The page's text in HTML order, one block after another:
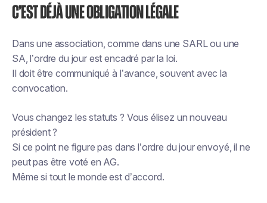
C’est déjà une obligation légale
Dans une association, comme dans une SARL ou une
SA, l’ordre du jour est encadré par la loi.
Il doit être communiqué à l’avance, souvent avec la
convocation.
Vous changez les statuts ? Vous élisez un nouveau
président ?
Si ce point ne figure pas dans l’ordre du jour envoyé, il ne
peut pas être voté en AG.
Même si tout le monde est d’accord.